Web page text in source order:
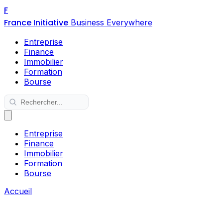
F
France Initiative Business Everywhere
Entreprise
Finance
Immobilier
Formation
Bourse
Entreprise
Finance
Immobilier
Formation
Bourse
Accueil